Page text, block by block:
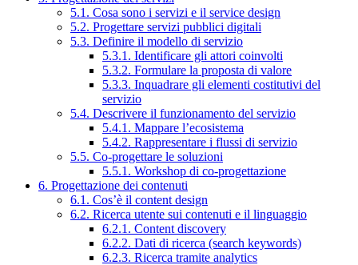
5.1. Cosa sono i servizi e il service design
5.2. Progettare servizi pubblici digitali
5.3. Definire il modello di servizio
5.3.1. Identificare gli attori coinvolti
5.3.2. Formulare la proposta di valore
5.3.3. Inquadrare gli elementi costitutivi del
servizio
5.4. Descrivere il funzionamento del servizio
5.4.1. Mappare l’ecosistema
5.4.2. Rappresentare i flussi di servizio
5.5. Co-progettare le soluzioni
5.5.1. Workshop di co-progettazione
6. Progettazione dei contenuti
6.1. Cos’è il content design
6.2. Ricerca utente sui contenuti e il linguaggio
6.2.1. Content discovery
6.2.2. Dati di ricerca (search keywords)
6.2.3. Ricerca tramite analytics